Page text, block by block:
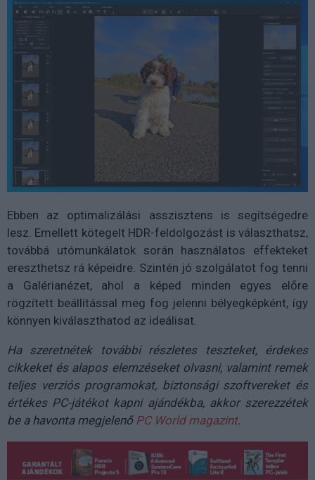
Ebben az optimalizálási asszisztens is segítségedre
lesz. Emellett kötegelt HDR-feldolgozást is választhatsz,
továbbá utómunkálatok során használatos effekteket
ereszthetsz rá képeidre. Szintén jó szolgálatot fog tenni
a Galérianézet, ahol a képed minden egyes előre
rögzített beállítással meg fog jelenni bélyegképként, így
könnyen kiválaszthatod az ideálisat.
Ha szeretnétek további részletes teszteket, érdekes
cikkeket és alapos elemzéseket olvasni, valamint remek
teljes verziós programokat, biztonsági szoftvereket és
értékes PC-játékot kapni ajándékba, akkor szerezzétek
be a havonta megjelenő PC World magazint.